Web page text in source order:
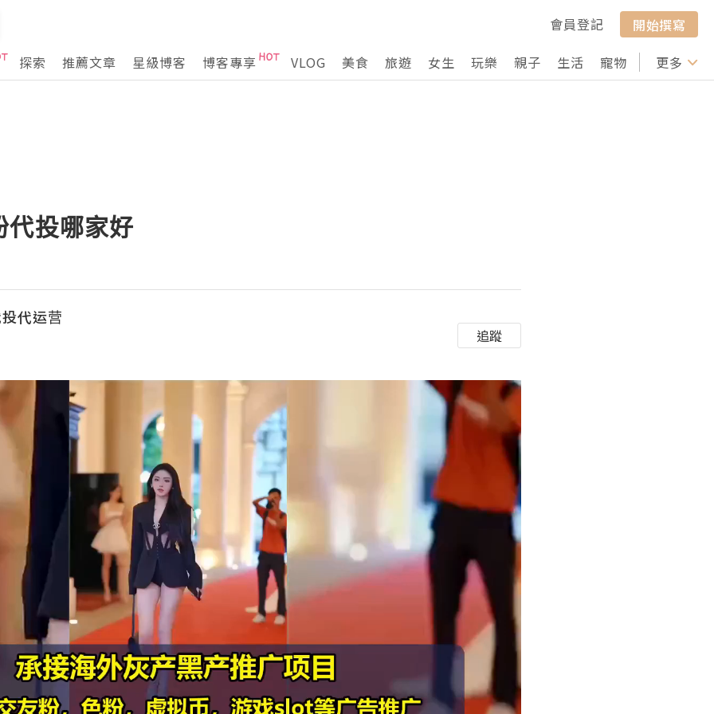
會員登記
開始撰寫
探索
推薦文章 星級博客 博客專享 VLOG 美食 旅遊 女生 玩樂 親子 生活 寵物 行山 打卡
更多
代投哪家好
代运营
追蹤